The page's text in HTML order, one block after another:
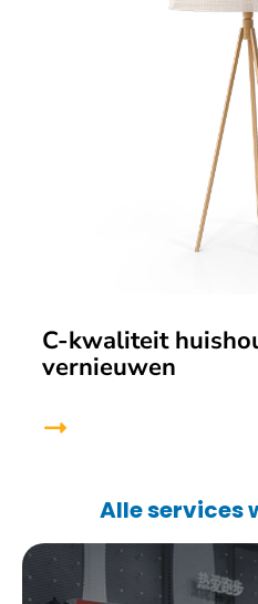
C-kwaliteit
vernieuwen
Alle services